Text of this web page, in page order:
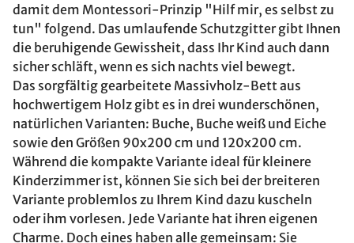
damit dem Montessori-Prinzip "Hilf mir, es selbst zu
tun" folgend. Das umlaufende Schutzgitter gibt Ihnen
die beruhigende Gewissheit, dass Ihr Kind auch dann
sicher schläft, wenn es sich nachts viel bewegt.
Das sorgfältig gearbeitete Massivholz-Bett aus
hochwertigem Holz gibt es in drei wunderschönen,
natürlichen Varianten: Buche, Buche weiß und Eiche
sowie den Größen 90x200 cm und 120x200 cm.
Während die kompakte Variante ideal für kleinere
Kinderzimmer ist, können Sie sich bei der breiteren
Variante problemlos zu Ihrem Kind dazu kuscheln
oder ihm vorlesen. Jede Variante hat ihren eigenen
Charme. Doch eines haben alle gemeinsam: Sie